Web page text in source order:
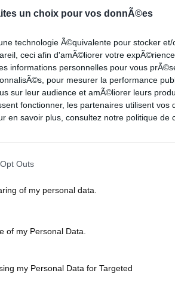
un choix pour vos donnÃ©es
technologie Ã©quivalente pour stocker
ceci afin d'amÃ©liorer votre expÃ©rience
informations personnelles pour vous
pour mesurer la performance
sur leur audience et amÃ©liorer leurs
fonctionner, les partenaires utilisent vos
en savoir plus, consultez notre politique de
Outs
of my personal data.
of my Personal Data.
my Personal Data for Targeted
Carolo et les Déferlantes Nantaises devront